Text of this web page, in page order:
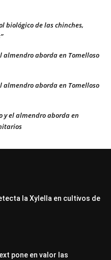
biológico de las chinches,
almendro aborda en Tomelloso
almendro aborda en Tomelloso
y el almendro aborda en
la Xylella en cultivos de
pone en valor las